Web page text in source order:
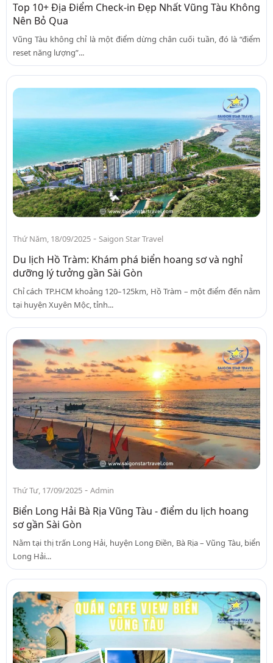
Top 10+ Địa Điểm Check-in Đẹp Nhất Vũng Tàu Không
Nên Bỏ Qua
Vũng Tàu không chỉ là một điểm dừng chân cuối tuần, đó là “điểm
reset năng lượng”...
Thứ Năm, 18/09/2025 - Saigon Star Travel
Du lịch Hồ Tràm: Khám phá biển hoang sơ và nghỉ
dưỡng lý tưởng gần Sài Gòn
Chỉ cách TP.HCM khoảng 120–125km, Hồ Tràm – một điểm đến nằm
tại huyện Xuyên Mộc, tỉnh...
Thứ Tư, 17/09/2025 - Admin
Biển Long Hải Bà Rịa Vũng Tàu - điểm du lịch hoang
sơ gần Sài Gòn
Nằm tại thị trấn Long Hải, huyện Long Điền, Bà Rịa – Vũng Tàu, biển
Long Hải...